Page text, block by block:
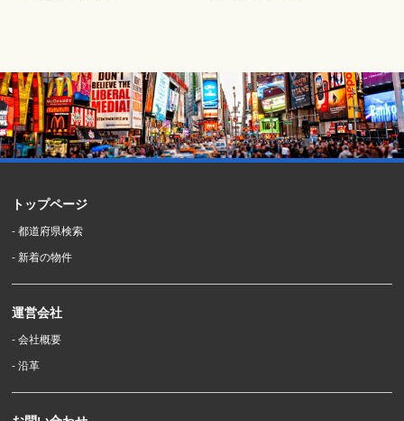
トップページ
- 都道府県検索
- 新着の物件
運営会社
- 会社概要
- 沿革